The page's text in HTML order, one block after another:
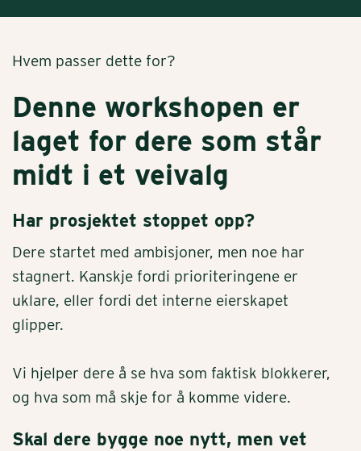
Hvem passer dette for?
Denne workshopen er
laget for dere som står
midt i et veivalg
Har prosjektet stoppet opp?
Dere startet med ambisjoner, men noe har
stagnert. Kanskje fordi prioriteringene er
uklare, eller fordi det interne eierskapet
glipper.
Vi hjelper dere å se hva som faktisk blokkerer,
og hva som må skje for å komme videre.
Skal dere bygge noe nytt, men vet